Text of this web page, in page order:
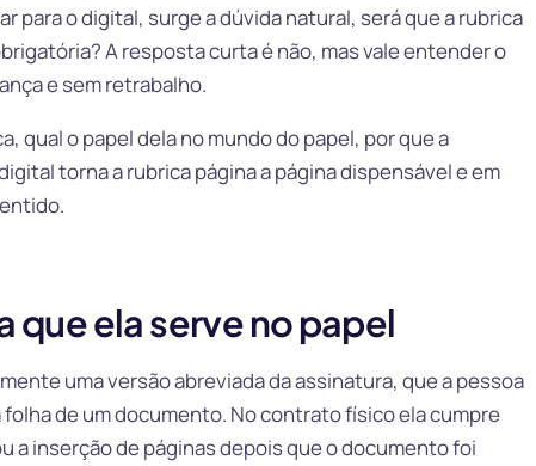
para o digital, surge a dúvida natural, será que a rubrica
A resposta curta é não, mas vale entender o
e sem retrabalho.
qual o papel dela no mundo do papel, por que a
torna a rubrica página a página dispensável e em
que ela serve no papel
uma versão abreviada da assinatura, que a pessoa
de um documento. No contrato físico ela cumpre
a inserção de páginas depois que o documento foi